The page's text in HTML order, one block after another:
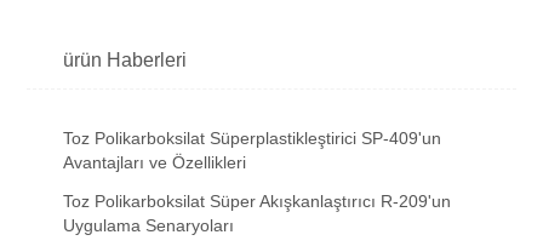
ürün Haberleri
Toz Polikarboksilat Süperplastikleştirici SP-409'un
Avantajları ve Özellikleri
Toz Polikarboksilat Süper Akışkanlaştırıcı R-209'un
Uygulama Senaryoları